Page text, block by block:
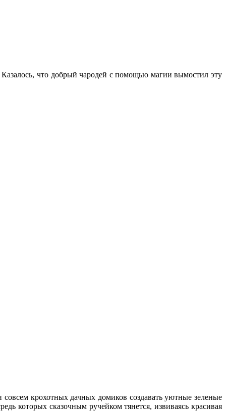
что добрый чародей с помощью магии вымостил эту
крохотных дачных домиков создавать уютные зеленые
которых сказочным ручейком тянется, извиваясь красивая